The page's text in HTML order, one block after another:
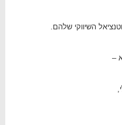
השיווקי שלהם.
–